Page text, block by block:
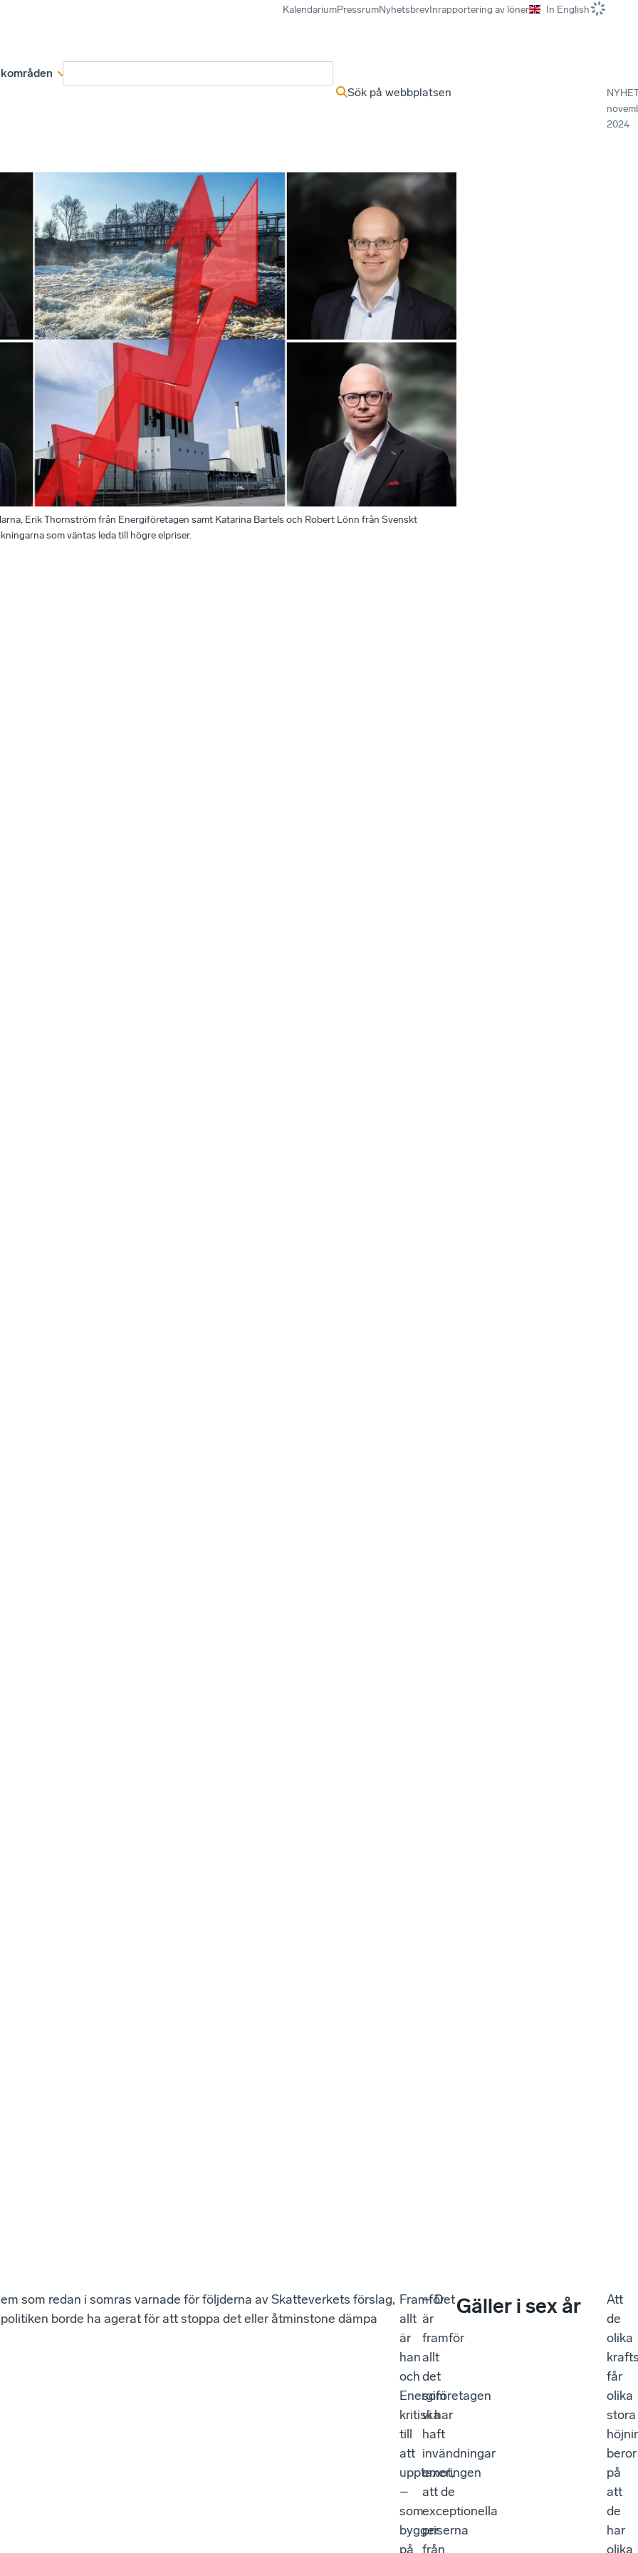
KalendariumPressrumNyhetsbrevInrapportering av löner In English
Sök på webbplatsen
2024
Erik Thornström från Energiföretagen samt Katarina Bartels och Robert Lönn från Svenskt
som väntas leda till högre elpriser.
som redan i somras varnade för följderna av Skatteverkets förslag,
borde ha agerat för att stoppa det eller åtminstone dämpa
Framför
allt
är
han
och
Energiföretagen
kritiska
till
att
upptaxeringen
–
som
bygger
på
– Det
är
framför
allt
det
som
vi har
haft
invändningar
emot,
att de
exceptionella
priserna
från
Gäller i sex år
Att
de
olika
får
olika
stora
beror
på
att
de
har
olika